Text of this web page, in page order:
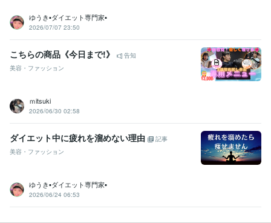
ゆうき▪️ダイエット専門家▪️
2026/07/07 23:50
こちらの商品《今日まで!》
告知
美容・ファッション
ｍitsuki
2026/06/30 02:58
ダイエット中に疲れを溜めない理由
記事
美容・ファッション
ゆうき▪️ダイエット専門家▪️
2026/06/24 06:53